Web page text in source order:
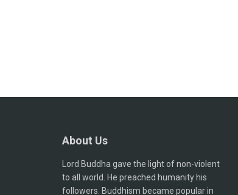
About Us
Lord Buddha gave the light of non-violent
to all world. He preached humanity his
followers. Buddhism became popular in